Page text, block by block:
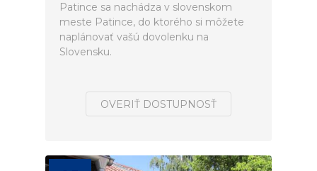
Patince sa nachádza v slovenskom
meste Patince, do ktorého si môžete
naplánovať vašú dovolenku na
Slovensku.
OVERIŤ DOSTUPNOSŤ